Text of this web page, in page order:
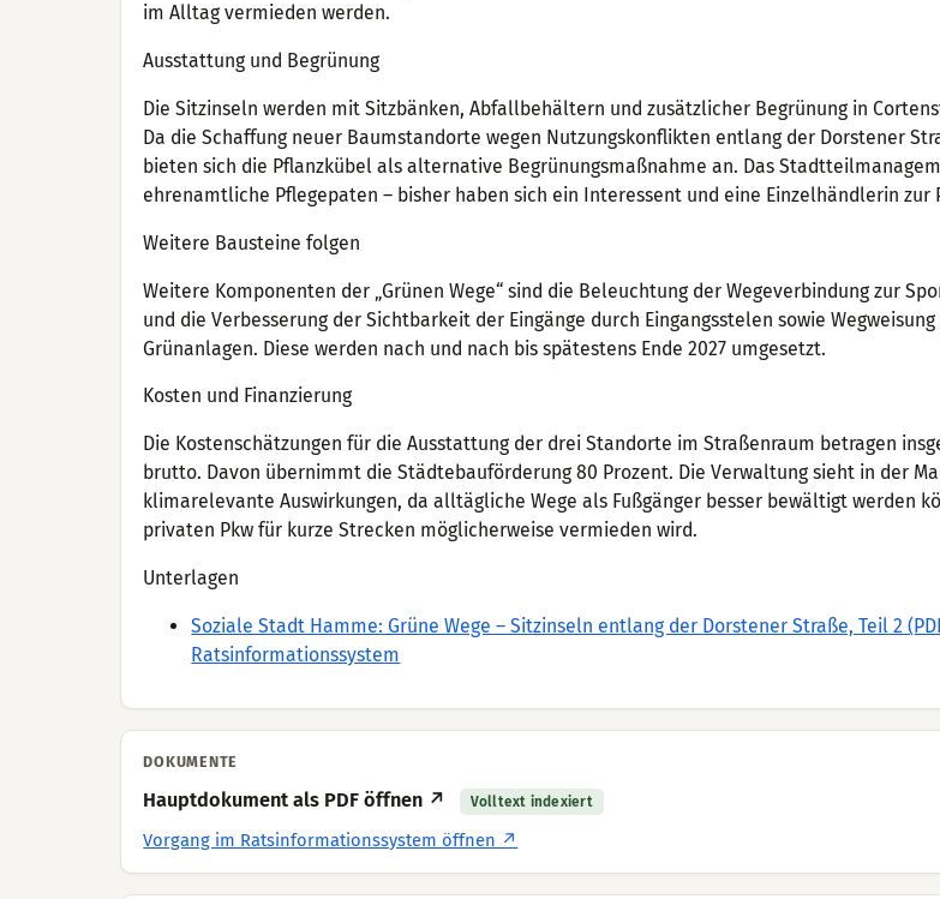
im Alltag vermieden werden.
Ausstattung und Begrünung
Die Sitzinseln werden mit Sitzbänken, Abfallbehältern und zusätzlicher Begrünung in
Da die Schaffung neuer Baumstandorte wegen Nutzungskonflikten entlang der Dorstener
bieten sich die Pflanzkübel als alternative Begrünungsmaßnahme an. Das
ehrenamtliche Pflegepaten – bisher haben sich ein Interessent und eine Einzelhändlerin
Weitere Bausteine folgen
Weitere Komponenten der „Grünen Wege“ sind die Beleuchtung der Wegeverbindung zur
und die Verbesserung der Sichtbarkeit der Eingänge durch Eingangsstelen sowie
Grünanlagen. Diese werden nach und nach bis spätestens Ende 2027 umgesetzt.
Kosten und Finanzierung
Die Kostenschätzungen für die Ausstattung der drei Standorte im Straßenraum betragen
brutto. Davon übernimmt die Städtebauförderung 80 Prozent. Die Verwaltung sieht in der
klimarelevante Auswirkungen, da alltägliche Wege als Fußgänger besser bewältigt werden
privaten Pkw für kurze Strecken möglicherweise vermieden wird.
Unterlagen
Soziale Stadt Hamme: Grüne Wege – Sitzinseln entlang der Dorstener Straße, Teil 2
Ratsinformationssystem
DOKUMENTE
Hauptdokument als PDF öffnen ↗ Volltext indexiert
Vorgang im Ratsinformationssystem öffnen ↗